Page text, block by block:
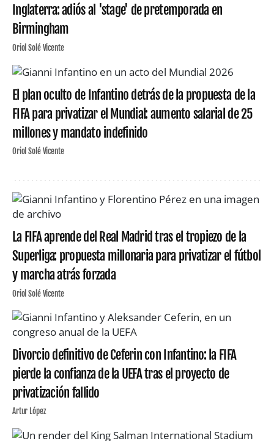
Inglaterra: adiós al 'stage' de pretemporada en
Birmingham
Oriol Solé Vicente
El plan oculto de Infantino detrás de la propuesta de la
FIFA para privatizar el Mundial: aumento salarial de 25
millones y mandato indefinido
Oriol Solé Vicente
La FIFA aprende del Real Madrid tras el tropiezo de la
Superliga: propuesta millonaria para privatizar el fútbol
y marcha atrás forzada
Oriol Solé Vicente
Divorcio definitivo de Ceferin con Infantino: la FIFA
pierde la confianza de la UEFA tras el proyecto de
privatización fallido
Artur López